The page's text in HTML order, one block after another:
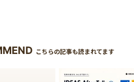
こちらの記事も読まれてます